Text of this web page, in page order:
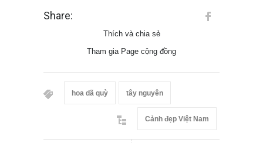
Share:
Thích và chia sẻ
Tham gia Page cộng đồng
hoa dã quỳ tây nguyên
Cảnh đẹp Việt Nam